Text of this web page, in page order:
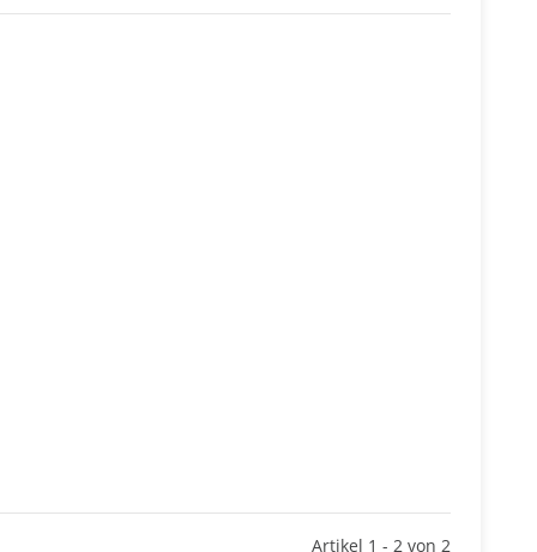
Artikel 1 - 2 von 2